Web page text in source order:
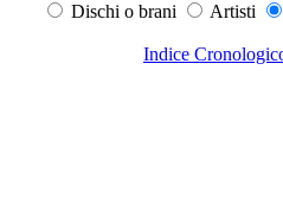
Dischi o brani Artisti
Indice